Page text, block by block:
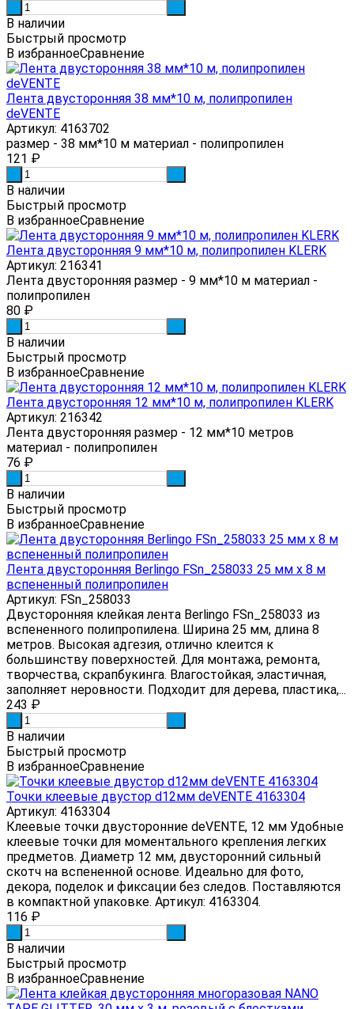
В наличии
Быстрый просмотр
В избранноеСравнение
Лента двусторонняя 38 мм*10 м, полипропилен
deVENTE
Артикул: 4163702
размер - 38 мм*10 м материал - полипропилен
121 ₽
В наличии
Быстрый просмотр
В избранноеСравнение
Лента двусторонняя 9 мм*10 м, полипропилен KLERK
Артикул: 216341
Лента двусторонняя размер - 9 мм*10 м материал -
полипропилен
80 ₽
В наличии
Быстрый просмотр
В избранноеСравнение
Лента двусторонняя 12 мм*10 м, полипропилен KLERK
Артикул: 216342
Лента двусторонняя размер - 12 мм*10 метров
материал - полипропилен
76 ₽
В наличии
Быстрый просмотр
В избранноеСравнение
Лента двусторонняя Berlingo FSn_258033 25 мм х 8 м
вспененный полипропилен
Артикул: FSn_258033
Двусторонняя клейкая лента Berlingo FSn_258033 из
вспененного полипропилена. Ширина 25 мм, длина 8
метров. Высокая адгезия, отлично клеится к
большинству поверхностей. Для монтажа, ремонта,
творчества, скрапбукинга. Влагостойкая, эластичная,
заполняет неровности. Подходит для дерева, пластика,...
243 ₽
В наличии
Быстрый просмотр
В избранноеСравнение
Точки клеевые двустор d12мм deVENTE 4163304
Артикул: 4163304
Клеевые точки двусторонние deVENTE, 12 мм Удобные
клеевые точки для моментального крепления легких
предметов. Диаметр 12 мм, двусторонний сильный
скотч на вспененной основе. Идеально для фото,
декора, поделок и фиксации без следов. Поставляются
в компактной упаковке. Артикул: 4163304.
116 ₽
В наличии
Быстрый просмотр
В избранноеСравнение